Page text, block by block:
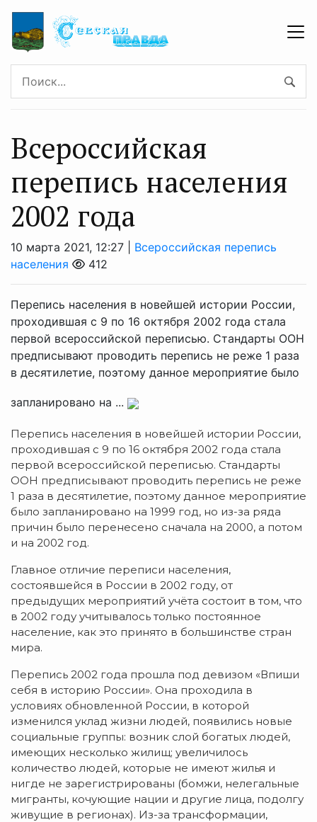
Всероссийская
перепись населения
2002 года
10 марта 2021, 12:27 | Всероссийская перепись
населения
412
Перепись населения в новейшей истории России,
проходившая с 9 по 16 октября 2002 года стала
первой всероссийской переписью. Стандарты ООН
предписывают проводить перепись не реже 1 раза
в десятилетие, поэтому данное мероприятие было
запланировано на ...
Перепись населения в новейшей истории России,
проходившая с 9 по 16 октября 2002 года стала
первой всероссийской переписью. Стандарты
ООН предписывают проводить перепись не реже
1 раза в десятилетие, поэтому данное мероприятие
было запланировано на 1999 год, но из-за ряда
причин было перенесено сначала на 2000, а потом
и на 2002 год.
Главное отличие переписи населения,
состоявшейся в России в 2002 году, от
предыдущих мероприятий учёта состоит в том, что
в 2002 году учитывалось только постоянное
население, как это принято в большинстве стран
мира.
Перепись 2002 года прошла под девизом «Впиши
себя в историю России». Она проходила в
условиях обновленной России, в которой
изменился уклад жизни людей, появились новые
социальные группы: возник слой богатых людей,
имеющих несколько жилищ; увеличилось
количество людей, которые не имеют жилья и
нигде не зарегистрированы (бомжи, нелегальные
мигранты, кочующие нации и другие лица, подолгу
живущие в регионах). Из-за трансформации,